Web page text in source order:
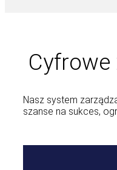
Cyfrowe
Nasz system
szanse na sukces,